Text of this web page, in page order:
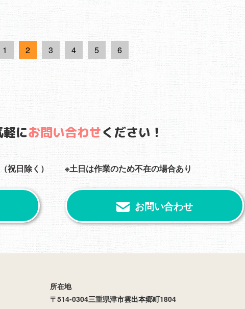
1 2 3 4 5 6
にお問い合わせください！
祝日除く） ※土日は作業のため不在の場合あり
お問い合わせ
所在地
〒514-0304三重県津市雲出本郷町1804